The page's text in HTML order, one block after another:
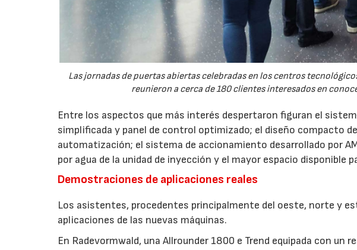
Las jornadas de puertas abiertas celebradas en los centros
reunieron a cerca de 180 clientes interesados en
Entre los aspectos que más interés despertaron figuran el
simplificada y panel de control optimizado; el diseño compacto
automatización; el sistema de accionamiento desarrollado por
por agua de la unidad de inyección y el mayor espacio disponible
Demostraciones de aplicaciones reales
Los asistentes, procedentes principalmente del oeste, norte y
aplicaciones de las nuevas máquinas.
En Radevormwald, una Allrounder 1800 e Trend equipada con